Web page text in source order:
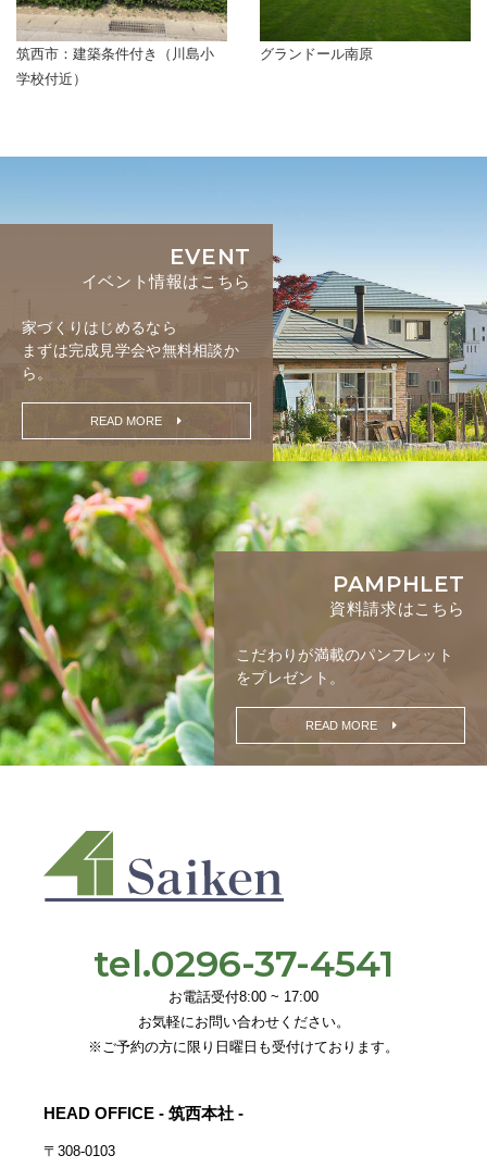
筑西市：建築条件付き（川島小
学校付近）
グランドール南原
EVENT
イベント情報はこちら
家づくりはじめるなら
まずは完成見学会や無料相談か
ら。
READ MORE
PAMPHLET
資料請求はこちら
こだわりが満載のパンフレット
をプレゼント。
READ MORE
tel.0296-37-4541
お電話受付8:00 ~ 17:00
お気軽にお問い合わせください。
※ご予約の方に限り日曜日も受付けております。
HEAD OFFICE - 筑西本社 -
〒308-0103